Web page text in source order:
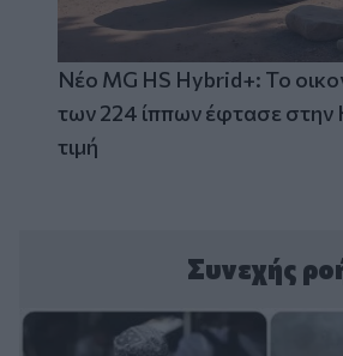
Νέο MG HS Hybrid+: Το
των 224 ίππων έφτασε στην
τιμή
Συνεχής